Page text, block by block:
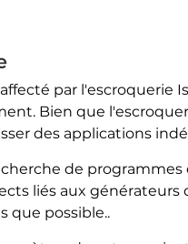
par l'escroquerie
Bien que
des applications
de
liés aux
que possible..